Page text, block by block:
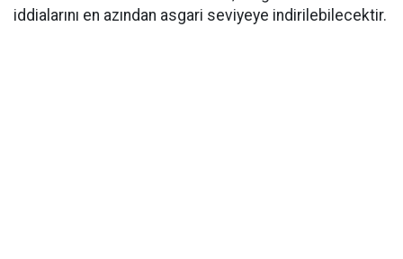
iddialarını en azından asgari seviyeye indirilebilecektir.